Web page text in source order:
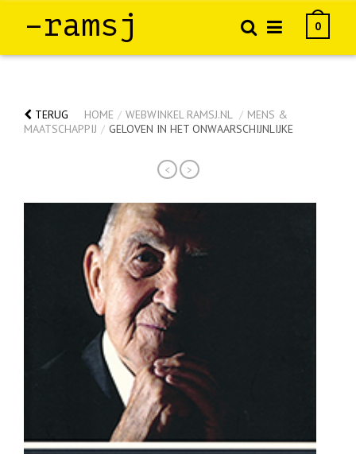
–ramsj 0
TERUG HOME / WEBWINKEL RAMSJ.NL / MENS &
MAATSCHAPPIJ / GELOVEN IN HET ONWAARSCHIJNLIJKE
< >